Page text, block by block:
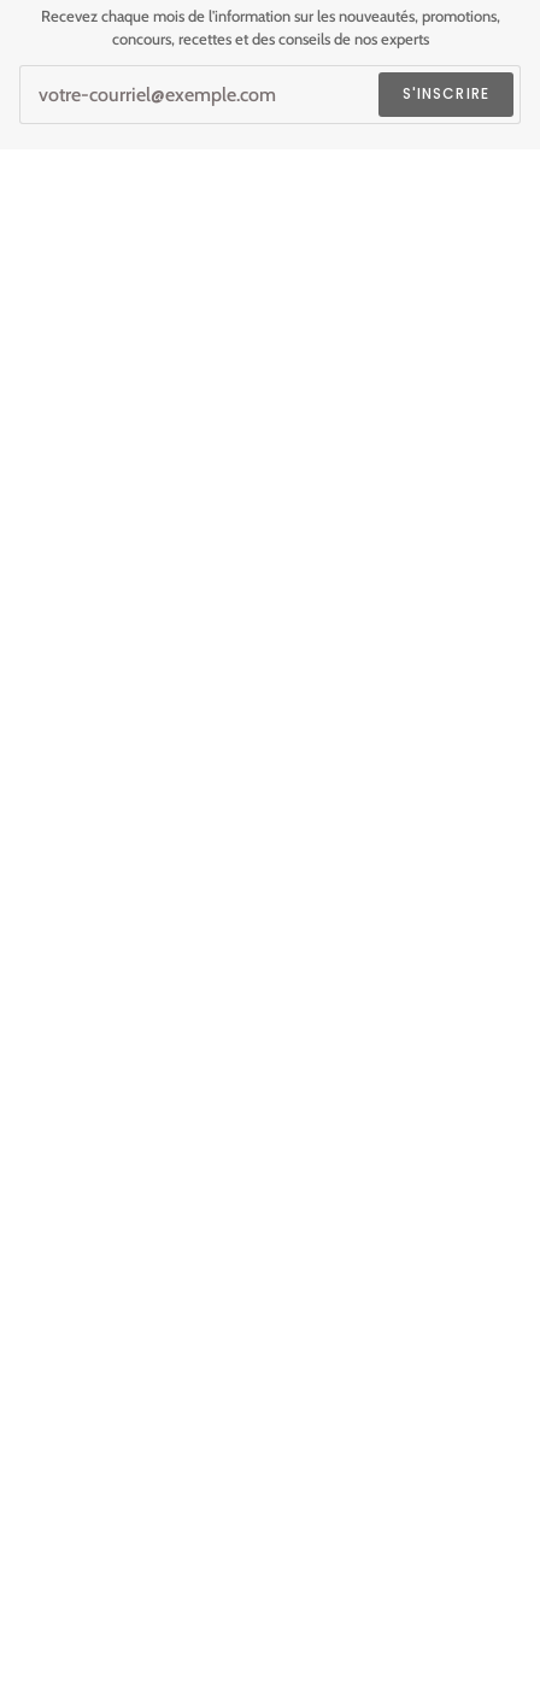
Recevez chaque mois de l'information sur les nouveautés, promotions,
concours, recettes et des conseils de nos experts
S'INSCRIRE